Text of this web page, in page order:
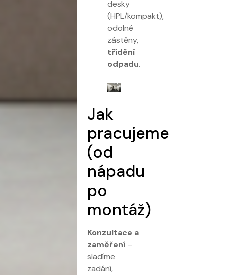
desky
(HPL/kompakt),
odolné
zástěny,
třídění
odpadu.
Jak
pracujeme
(od
nápadu
po
montáž)
Konzultace a
zaměření –
sladíme
zadání,